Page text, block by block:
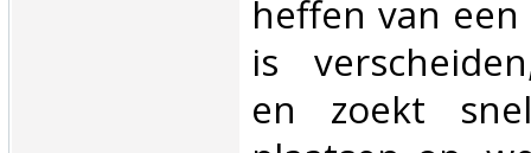
heffen van
is
en zoekt